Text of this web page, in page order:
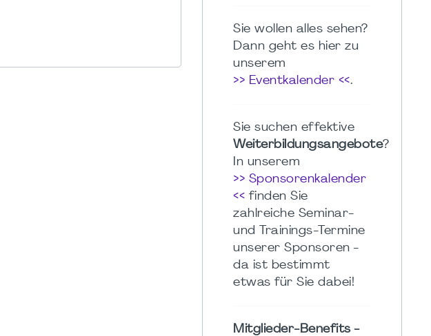
Sie wollen alles sehen?
Dann geht es hier zu
unserem
>> Eventkalender <<.
Sie suchen effektive
Weiterbildungsangebote?
In unserem
>> Sponsorenkalender
<< finden Sie
zahlreiche Seminar-
und Trainings-Termine
unserer Sponsoren -
da ist bestimmt
etwas für Sie dabei!
Mitglieder-Benefits -